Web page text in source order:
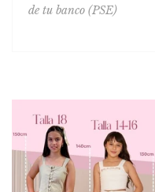
de tu banco (PSE)